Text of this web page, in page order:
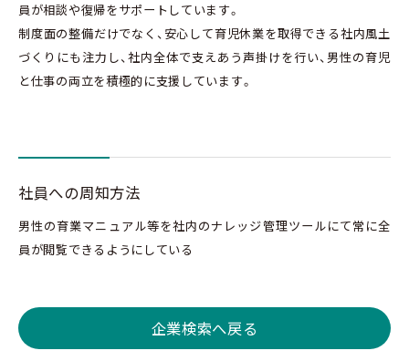
員が相談や復帰をサポートしています。
制度面の整備だけでなく、安心して育児休業を取得できる社内風土
づくりにも注力し、社内全体で支えあう声掛けを行い、男性の育児
と仕事の両立を積極的に支援しています。
社員への周知方法
男性の育業マニュアル等を社内のナレッジ管理ツールにて常に全
員が閲覧できるようにしている
企業検索へ戻る